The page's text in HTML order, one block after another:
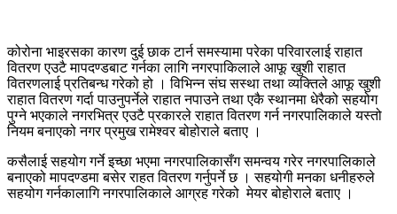
कोरोना भाइरसका कारण दुई छाक टार्न समस्यामा परेका परिवारलाई राहात
वितरण एउटै मापदण्डबाट गर्नका लागि नगरपाकिलाले आफू खुशी राहात
वितरणलाई प्रतिबन्ध गरेको हो । विभिन्न संघ सस्था तथा व्यक्तिले आफू खुशी
राहात वितरण गर्दा पाउनुपर्नेले राहात नपाउने तथा एकै स्थानमा धेरैको सहयोग
पुग्ने भएकाले नगरभित्र एउटै प्रकारले राहात वितरण गर्न नगरपालिकाले यस्तो
नियम बनाएको नगर प्रमुख रामेश्वर बोहोराले बताए ।
कसैलाई सहयोग गर्ने इच्छा भएमा नगरपालिकासँग समन्वय गरेर नगरपालिकाले
बनाएको मापदण्डमा बसेर राहत वितरण गर्नुपर्ने छ । सहयोगी मनका धनीहरुले
सहयोग गर्नकालागि नगरपालिकाले आग्रह गरेको मेयर बोहोराले बताए ।